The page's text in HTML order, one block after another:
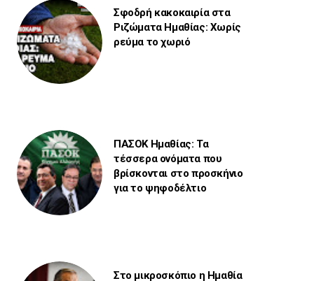
Σφοδρή κακοκαιρία στα
Ριζώματα Ημαθίας: Χωρίς
ρεύμα το χωριό
ΠΑΣΟΚ Ημαθίας: Τα
τέσσερα ονόματα που
βρίσκονται στο προσκήνιο
για το ψηφοδέλτιο
Στο μικροσκόπιο η Ημαθία